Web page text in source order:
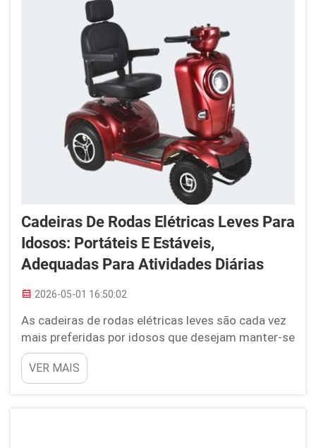
Cadeiras De Rodas Elétricas Leves Para
Idosos: Portáteis E Estáveis,
Adequadas Para Atividades Diárias
2026-05-01 16:50:02
As cadeiras de rodas elétricas leves são cada vez
mais preferidas por idosos que desejam manter-se
ativos e realizar diversas atividades da vida diária.
Como Funcionam as Cadeiras de Rodas Elétricas
Ultra Leves: Estamos lançando cadeiras de rodas
VER MAIS